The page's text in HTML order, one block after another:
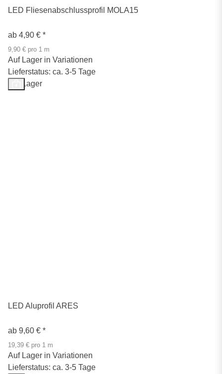
LED Fliesenabschlussprofil MOLA15
ab 4,90 € *
9,90 € pro 1 m
Auf Lager in Variationen
Lieferstatus: ca. 3-5 Tage
Auf Lager
LED Aluprofil ARES
ab 9,60 € *
19,39 € pro 1 m
Auf Lager in Variationen
Lieferstatus: ca. 3-5 Tage